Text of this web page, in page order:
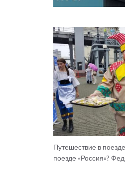
Путешествие в
поезде «Россия»?